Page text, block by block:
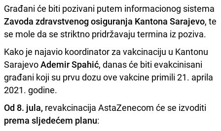
Građani će biti pozivani putem informacionog sistema
Zavoda zdravstvenog osiguranja Kantona Sarajevo, te
se mole da se striktno pridržavaju termina iz poziva.
Kako je najavio koordinator za vakcinaciju u Kantonu
SarajevoAdemir Spahić, danas će biti evakcinisani
građani koji su prvu dozu ove vakcine primili 21. aprila
2021. godine.
Od 8. jula, revakcinacija AstaZenecom će se izvoditi
prema sljedećem planu: